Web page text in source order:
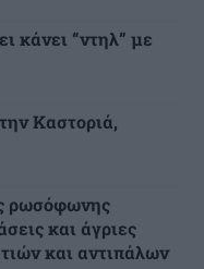
κάνει “ντηλ” με
Καστοριά,
ρωσόφωνης
και άγριες
και αντιπάλων